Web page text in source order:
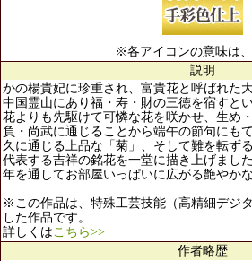
※各アイコンの意味は、
説明
かの楊貴妃に珍重され、富貴花と呼ばれた
中国霊山にあり福・寿・財の三徳を宿すと
花よりも先駆けて可憐な花を咲かせ、生め
負・尚武に通じることから端午の節句にも
久に通じる上品な「菊」、そして難を転ず
代表する吉祥の銘花を一堂に描き上げまし
年を通してお部屋いっぱいに広がる艶やかな
※この作品は、特殊工芸技能（高精細デジ
した作品です。
詳しくはこちら>>
作者略歴